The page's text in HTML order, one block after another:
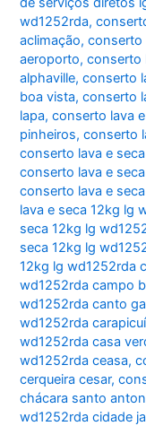
Paulo
wd1252rda,
aclimação,conserto
aeroporto,conserto
alphaville,conserto
boa vista,conserto
lapa,conserto lava
pinheiros,conserto
conserto lava e
conserto lava e
conserto lava e
lava e seca 12kg lg
seca 12kg lg
seca 12kg lg
12kg lg wd1252rda
wd1252rda campo
wd1252rda canto
wd1252rda
wd1252rda casa
wd1252rda ceasa,
cerqueira cesar,
chácara santo
wd1252rda cidade